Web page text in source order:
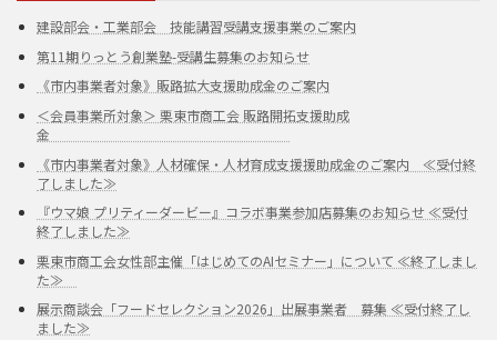
建設部会・工業部会 技能講習受講支援事業のご案内
第11期りっとう創業塾-受講生募集のお知らせ
《市内事業者対象》販路拡大支援助成金のご案内
＜会員事業所対象＞ 栗東市商工会 販路開拓支援助成
金
《市内事業者対象》人材確保・人材育成支援援助成金のご案内 ≪受付終
了しました≫
『ウマ娘 プリティーダービー』コラボ事業参加店募集のお知らせ ≪受付
終了しました≫
栗東市商工会女性部主催「はじめてのAIセミナー」について ≪終了しまし
た≫
展示商談会「フードセレクション2026」出展事業者 募集 ≪受付終了し
ました≫